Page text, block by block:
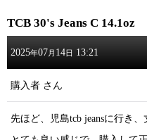
TCB 30's Jeans C 14.1oz
2025年07月 14日 13:21
購入者 さん
先ほど、児島tcb jeansに行き、